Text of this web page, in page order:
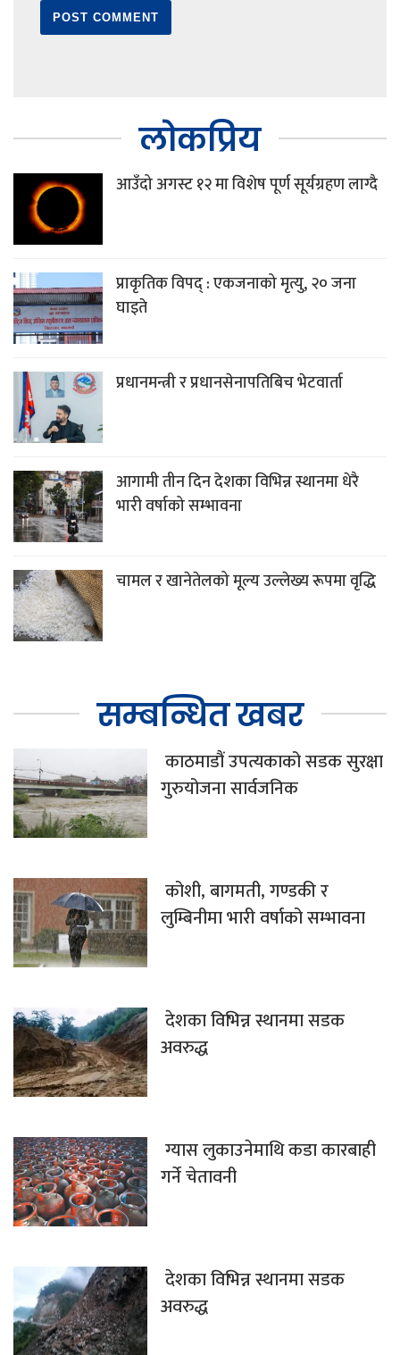
लोकप्रिय
आउँदो अगस्ट १२ मा विशेष पूर्ण सूर्यग्रहण लाग्दै
प्राकृतिक विपद् : एकजनाको मृत्यु, २० जना
घाइते
प्रधानमन्त्री र प्रधानसेनापतिबिच भेटवार्ता
आगामी तीन दिन देशका विभिन्न स्थानमा धेरै
भारी वर्षाको सम्भावना
चामल र खानेतेलको मूल्य उल्लेख्य रूपमा वृद्धि
सम्बन्धित खबर
काठमाडौं उपत्यकाको सडक सुरक्षा
गुरुयोजना सार्वजनिक
कोशी, बागमती, गण्डकी र
लुम्बिनीमा भारी वर्षाको सम्भावना
देशका विभिन्न स्थानमा सडक
अवरुद्ध
ग्यास लुकाउनेमाथि कडा कारबाही
गर्ने चेतावनी
देशका विभिन्न स्थानमा सडक
अवरुद्ध